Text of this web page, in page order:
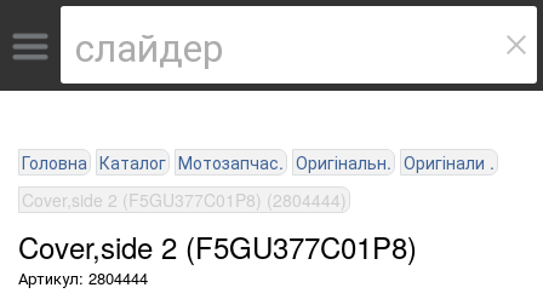
Головна Каталог Мотозапчас. Оригінальн. Оригінали .
Cover,side 2 (F5GU377C01P8) (2804444)
Cover,side 2 (F5GU377C01P8)
Артикул: 2804444